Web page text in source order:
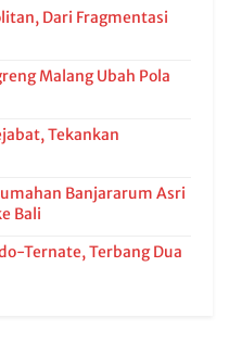
Dari Fragmentasi
Malang Ubah Pola
Tekankan
Banjararum Asri
Bali
Ternate, Terbang Dua